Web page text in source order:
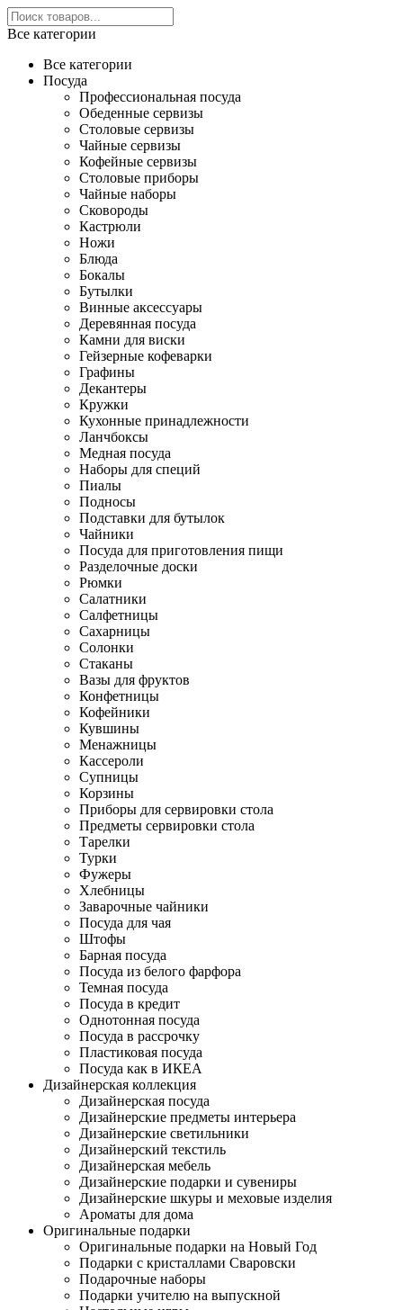
Все категории
Все категории
Посуда
Профессиональная посуда
Обеденные сервизы
Столовые сервизы
Чайные сервизы
Кофейные сервизы
Столовые приборы
Чайные наборы
Сковороды
Кастрюли
Ножи
Блюда
Бокалы
Бутылки
Винные аксессуары
Деревянная посуда
Камни для виски
Гейзерные кофеварки
Графины
Декантеры
Кружки
Кухонные принадлежности
Ланчбоксы
Медная посуда
Наборы для специй
Пиалы
Подносы
Подставки для бутылок
Чайники
Посуда для приготовления пищи
Разделочные доски
Рюмки
Салатники
Салфетницы
Сахарницы
Солонки
Стаканы
Вазы для фруктов
Конфетницы
Кофейники
Кувшины
Менажницы
Кассероли
Супницы
Корзины
Приборы для сервировки стола
Предметы сервировки стола
Тарелки
Турки
Фужеры
Хлебницы
Заварочные чайники
Посуда для чая
Штофы
Барная посуда
Посуда из белого фарфора
Темная посуда
Посуда в кредит
Однотонная посуда
Посуда в рассрочку
Пластиковая посуда
Посуда как в ИКЕА
Дизайнерская коллекция
Дизайнерская посуда
Дизайнерские предметы интерьера
Дизайнерские светильники
Дизайнерский текстиль
Дизайнерская мебель
Дизайнерские подарки и сувениры
Дизайнерские шкуры и меховые изделия
Ароматы для дома
Оригинальные подарки
Оригинальные подарки на Новый Год
Подарки с кристаллами Сваровски
Подарочные наборы
Подарки учителю на выпускной